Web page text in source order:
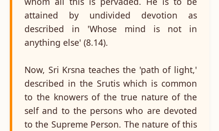
attained by undivided devotion as
described in 'Whose mind is not in
anything else' (8.14).
Now, Sri Krsna teaches the 'path of light,'
described in the Srutis which is common
to the knowers of the true nature of the
self and to the persons who are devoted
to the Supreme Person. The nature of this